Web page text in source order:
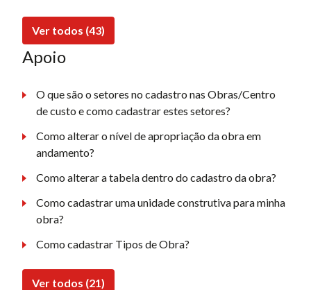
Ver todos (43)
Apoio
O que são o setores no cadastro nas Obras/Centro
de custo e como cadastrar estes setores?
Como alterar o nível de apropriação da obra em
andamento?
Como alterar a tabela dentro do cadastro da obra?
Como cadastrar uma unidade construtiva para minha
obra?
Como cadastrar Tipos de Obra?
Ver todos (21)